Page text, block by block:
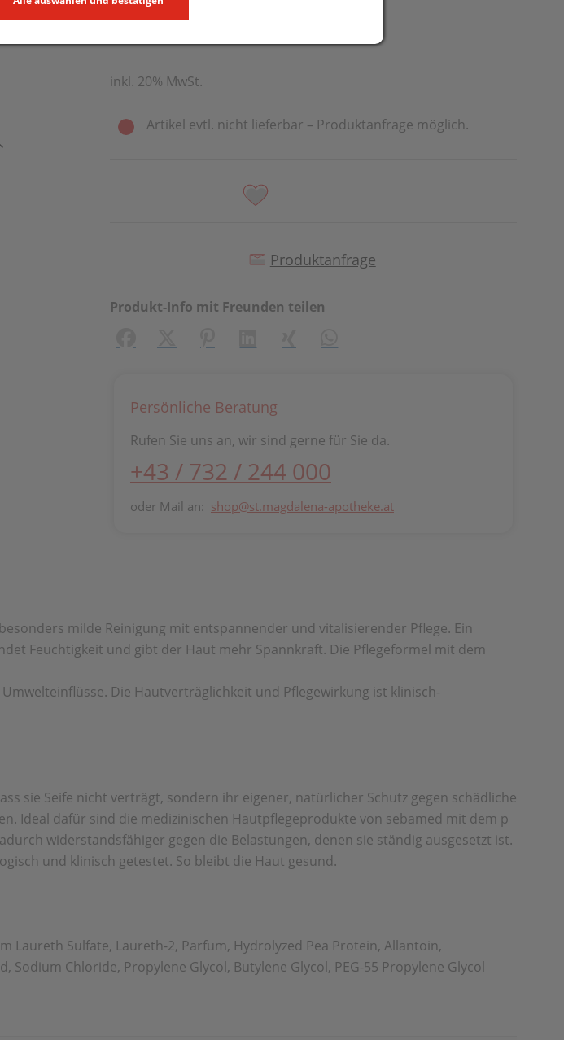
inkl. 20% MwSt.
Artikel evtl. nicht lieferbar – Produktanfrage möglich.
Produktanfrage
Produkt-Info mit Freunden teilen
Persönliche Beratung
Rufen Sie uns an, wir sind gerne für Sie da.
+43 / 732 / 244 000
oder Mail an: shop@st.magdalena-apotheke.at
milde Reinigung mit entspannender und vitalisierender Pflege. Ein
Feuchtigkeit und gibt der Haut mehr Spannkraft. Die Pflegeformel mit dem
Die Hautverträglichkeit und Pflegewirkung ist klinisch-
sie Seife nicht verträgt, sondern ihr eigener, natürlicher Schutz gegen schädliche
Ideal dafür sind die medizinischen Hautpflegeprodukte von sebamed mit dem p
widerstandsfähiger gegen die Belastungen, denen sie ständig ausgesetzt ist.
und klinisch getestet. So bleibt die Haut gesund.
Laureth Sulfate, Laureth-2, Parfum, Hydrolyzed Pea Protein, Allantoin,
Sodium Chloride, Propylene Glycol, Butylene Glycol, PEG-55 Propylene Glycol